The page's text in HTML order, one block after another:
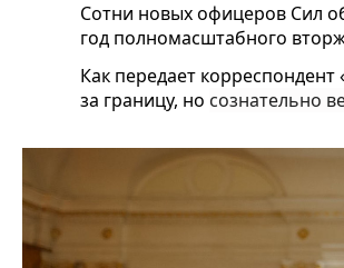
Сотни новых офицеров Сил
год полномасштабного
Как передает корреспондент
за границу, но сознательно